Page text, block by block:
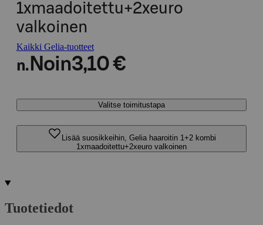
1xmaadoitettu+2xeuro
valkoinen
Kaikki Gelia-tuotteet
n. Noin3,10 €
Valitse toimitustapa
Lisää suosikkeihin, Gelia haaroitin 1+2 kombi
1xmaadoitettu+2xeuro valkoinen
Tuotetiedot